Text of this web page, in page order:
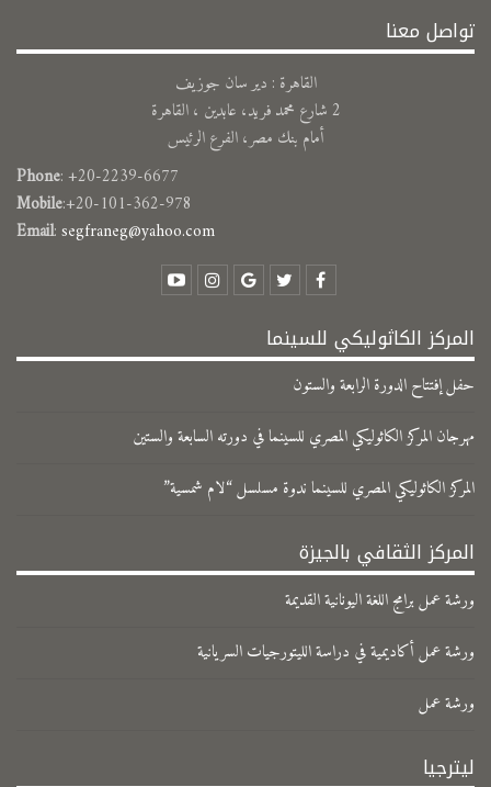
تواصل معنا
القاهرة : دير سان جوزيف
2 شارع محمد فريد، عابدين ، القاهرة
أمام بنك مصر، الفرع الرئيس
Phone: +20-2239-6677
Mobile:+20-101-362-978
Email:segfraneg@yahoo.com
المركز الكاثوليكي للسينما
حفل إفتتاح الدورة الرابعة والستون
مهرجان المركز الكاثوليكي المصري للسينما في دورته السابعة والستين
المركز الكاثوليكي المصري للسينما ندوة مسلسل “لام شمسية”
المركز الثقافي بالجيزة
ورشة عمل برامج اللغة اليونانية القديمة
ورشة عمل أكاديمية في دراسة الليتورجيات السريانية
ورشة عمل
ليترجيا